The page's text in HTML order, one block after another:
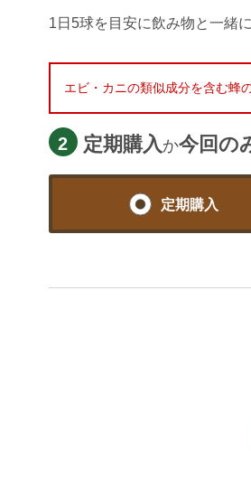
1日5球を目安に飲み物と一緒
エビ・カニの類似成分を含む蜂
2 定期購入か今回の
定期購入